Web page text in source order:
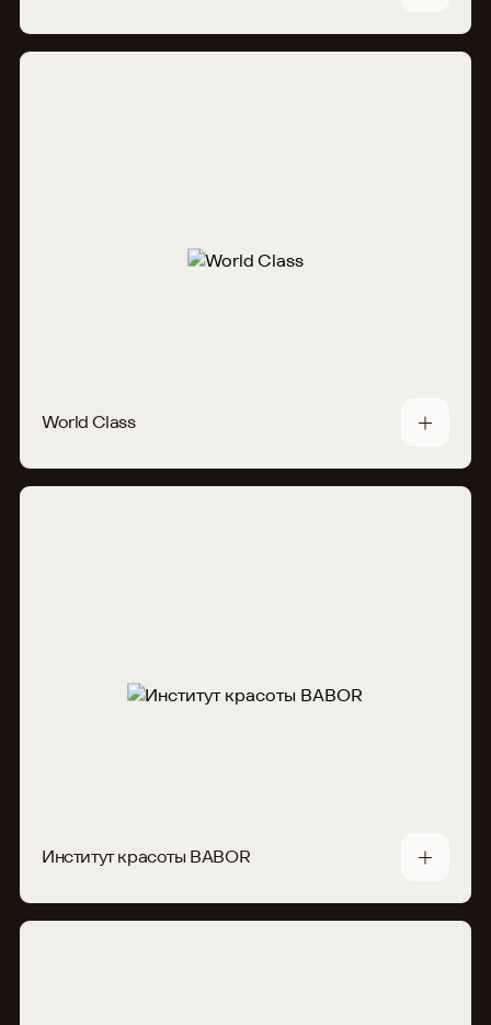
World Class
Институт красоты BABOR